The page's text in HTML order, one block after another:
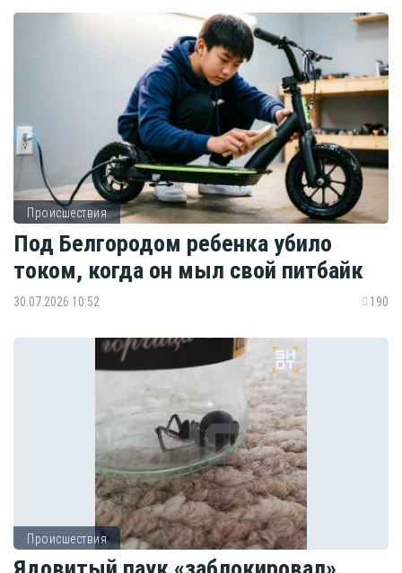
Происшествия
Под Белгородом ребенка убило
током, когда он мыл свой питбайк
30.07.2026 10:52 190
Происшествия